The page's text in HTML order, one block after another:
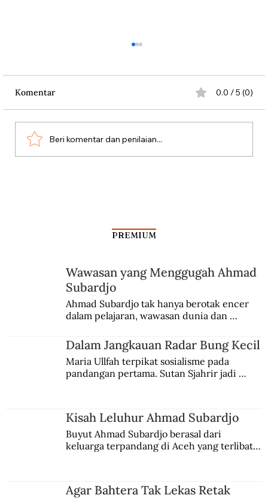
Teknologi Radar di Microwave
Komentar 0.0 / 5 (0)
Beri komentar dan penilaian...
PREMIUM
Wawasan yang Menggugah Ahmad
Subardjo
Ahmad Subardjo tak hanya berotak encer
dalam pelajaran, wawasan dunia dan
Jules Verne, Multatuli, hingga Sun Yat-sen.
Dalam Jangkauan Radar Bung Kecil
Maria Ullfah terpikat sosialisme pada
pandangan pertama. Sutan Sjahrir jadi
Kisah Leluhur Ahmad Subardjo
Buyut Ahmad Subardjo berasal dari
keluarga terpandang di Aceh yang terlibat
Agar Bahtera Tak Lekas Retak